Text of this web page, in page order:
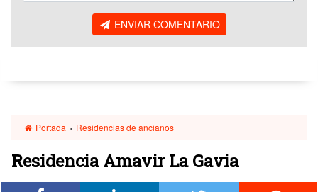
ENVIAR COMENTARIO
Portada › Residencias de ancianos
Residencia Amavir La Gavia